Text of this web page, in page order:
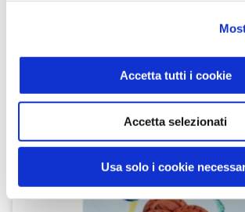
Accetta tutti i cookie
Accetta selezionati
Usa solo i cookie